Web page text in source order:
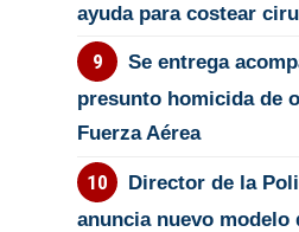
ayuda para costear
Se entrega
presunto homicida de
Fuerza Aérea
Director de la
anuncia nuevo modelo